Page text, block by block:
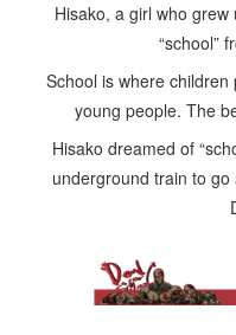
Hisako, a girl who
“school”
School is where
young people. The
Hisako dreamed of
underground train to